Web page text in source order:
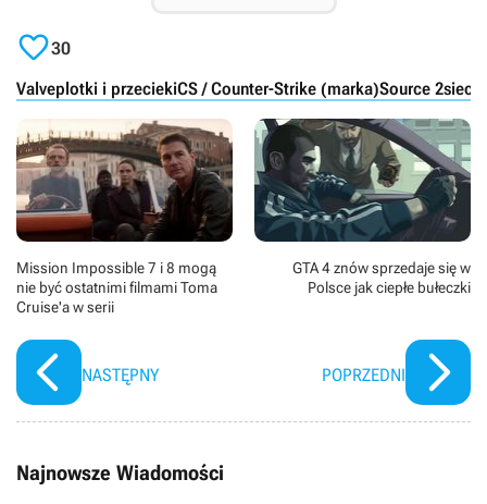
30
Valveplotki i przeciekiCS / Counter-Strike (marka)Source 2
Mission Impossible 7 i 8 mogą
nie być ostatnimi filmami Toma
Cruise'a w serii
NASTĘPNY
GTA 4 znów sprzedaje się w
Polsce jak ciepłe bułeczki
POPRZEDNI
Najnowsze Wiadomości